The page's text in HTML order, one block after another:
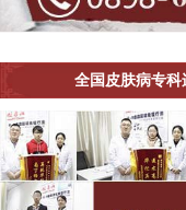
全国皮肤病专